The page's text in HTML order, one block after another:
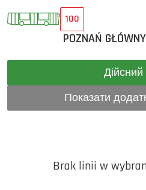
100
POZNAŃ
Показати
Brak linii w